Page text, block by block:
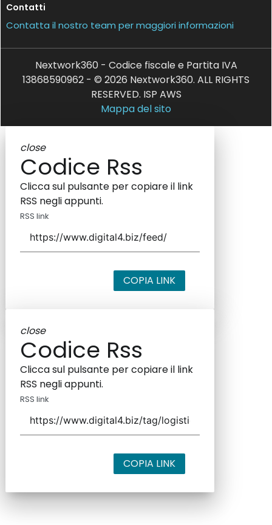
Contatti
Contatta il nostro team per maggiori informazioni
Nextwork360 - Codice fiscale e Partita IVA
13868590962 - © 2026 Nextwork360. ALL RIGHTS
RESERVED. ISP AWS
Mappa del sito
close
Codice Rss
Clicca sul pulsante per copiare il link
RSS negli appunti.
RSS link
COPIA LINK
close
Codice Rss
Clicca sul pulsante per copiare il link
RSS negli appunti.
RSS link
COPIA LINK